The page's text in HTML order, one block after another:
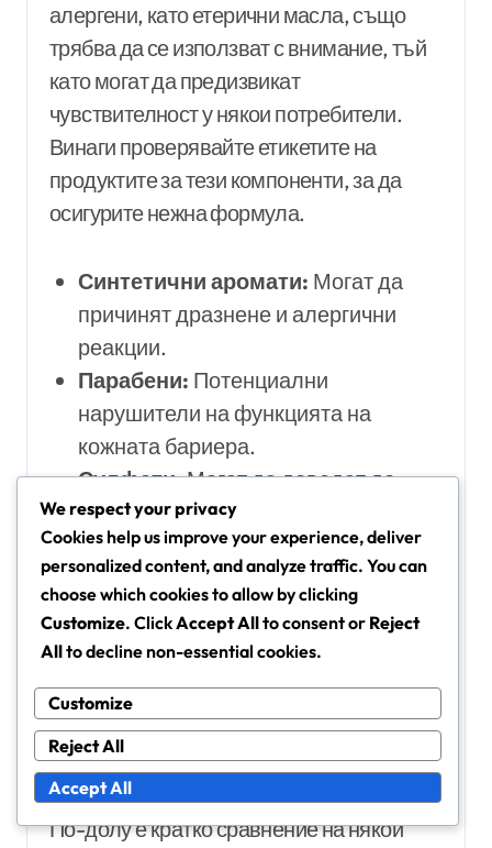
алергени, като етерични масла, също
трябва да се използват с внимание, тъй
като могат да предизвикат
чувствителност у някои потребители.
Винаги проверявайте етикетите на
продуктите за тези компоненти, за да
осигурите нежна формула.
Синтетични аромати: Могат да
причинят дразнене и алергични
реакции.
Парабени: Потенциални
нарушители на функцията на
кожната бариера.
Сулфати:Могат да доведат до
сухота и дразнене.
Алкохоли:Могат да бъдат
изсушаващи и дразнещи.
Сравнителна ефективност на
популярни съставки
Когато сравнявате ефективността на
популярни съставки в нощните кремове,
е важно да се вземат предвид техните
специфични ползи и как работят заедно.
По-долу е кратко сравнение на някои
We respect your privacy
Cookies help us improve your experience, deliver
personalized content, and analyze traffic. You can
choose which cookies to allow by clicking
Customize. ClickAccept Allto consent or Reject
Allto decline non-essential cookies.
Customize
Reject All
Accept All